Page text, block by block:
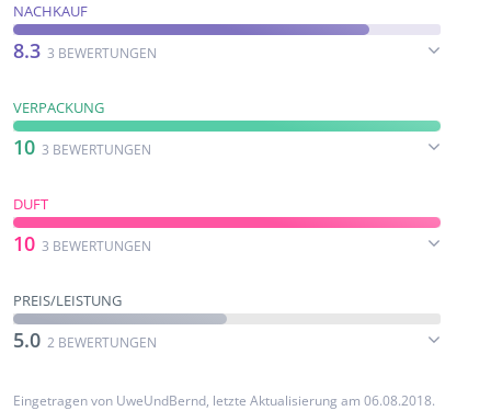
NACHKAUF
8.3 3 BEWERTUNGEN
VERPACKUNG
10 3 BEWERTUNGEN
DUFT
10 3 BEWERTUNGEN
PREIS/LEISTUNG
5.0 2 BEWERTUNGEN
Eingetragen von UweUndBernd, letzte Aktualisierung am 06.08.2018.